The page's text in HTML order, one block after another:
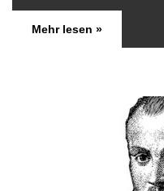
Mehr lesen »